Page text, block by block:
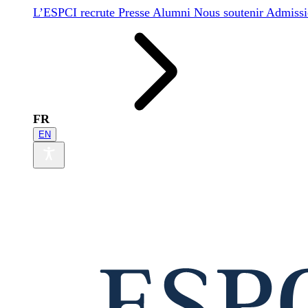
L’ESPCI recrute Presse Alumni Nous soutenir
FR
EN